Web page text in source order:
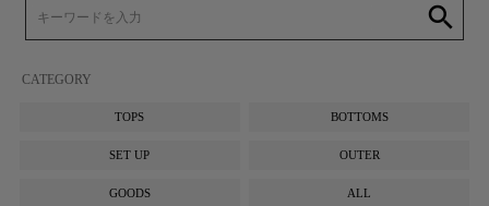
search
CATEGORY
TOPS BOTTOMS
SET UP OUTER
GOODS ALL